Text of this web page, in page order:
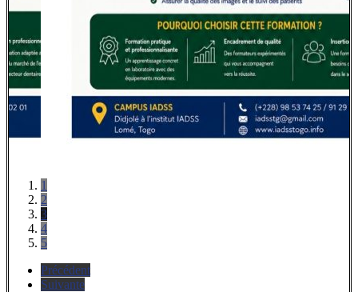
1
2
3
4
5
Précédent
Suivante